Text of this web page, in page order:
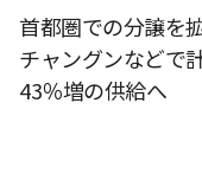
首都圏での分譲を
チャングンなどで
43％増の供給へ